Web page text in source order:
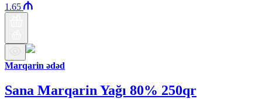
1.65
Marqarin ədəd
Sana Marqarin Yağı 80% 250qr